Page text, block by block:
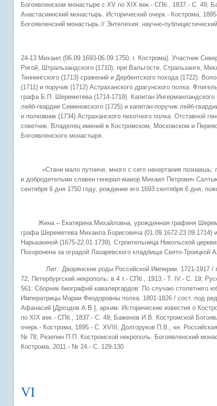
Богоявленском монастыре с XV по XIX век.- СПб., 1837.- С. 49;
Анастасиинский монастырь. Исторический очерк.- Кострома,
Богоявленский монастырь // Энтелехия: научно-
24-13 Михаил (06.09.1693-06.09.1750, г. Кострома). Участник
Ригой, Штральзандского (1710), при Вальгосте, Стральзанге,
Теннингского (1713) сражений и Дербентского похода (1722).
(1711) и поручик (1712) Астраханского драгунского полка.
графа Б.П. Шереметева (1714-1719). Капитан Ингерманландского
лейб-гвардии Семеновского (1725) и капитан-поручик лейб-
и полковник (1734) Астраханского пехотного полка. Отставной
советник. Владелец имений в Костромском, Московском и
Богоявленского монастыря.
«Стани мало путниче, много с сего начертания познаешь:
и добродетельми славен генерал-маиор Михаил Петрович
сентября 6 дня 1750 году, рождение его 1693 сентября 6 дня,
Жена – Екатерина Михайловна, урожденная графиня
графа Шереметева Михаила Борисовича (01.09.1672-23.09.1714)
Нарышкиной (1675-22.01.1739). Строительница Никольской
Похоронена за оградой Лазаревского кладбища Свято-Троицкой
Лит.: Дворянские роды Российской Империи. 1721-1917 /
72; Петербургский некрополь: в 4 т.- СПб., 1913.- Т. IV.- С. 19;
561; Сборник биографий кавалергардов: По случаю столетнего
Императрицы Марии Феодоровны полка. 1801-1826 / сост. под
Афанасий [Дроздов А.В.], архим. Исторические известия о
по XIX век.- СПб., 1837.- С. 49; Баженов И.В. Костромской
очерк.- Кострома, 1895.- С. XVIII; Долгоруков П.В., кн.
№ 78; Резепин П.П. Костромской некрополь. Богоявленский
Кострома, 2011.- № 24.- С. 129-130.
VI